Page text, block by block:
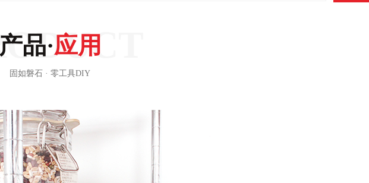
产品·应用
固如磐石 · 零工具DIY